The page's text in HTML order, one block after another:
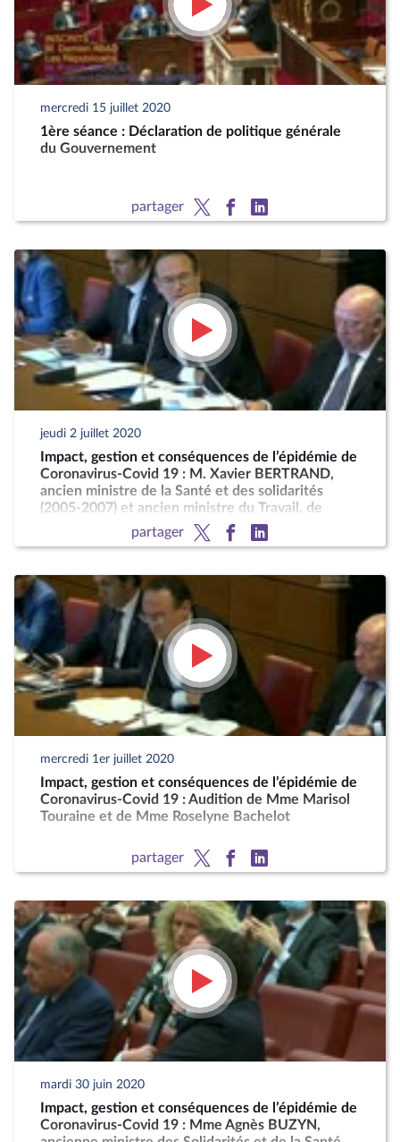
mercredi 15 juillet 2020
1ère séance : Déclaration de politique générale
du Gouvernement
partager
jeudi 2 juillet 2020
Impact, gestion et conséquences de l’épidémie de
Coronavirus-Covid 19 : M. Xavier BERTRAND,
ancien ministre de la Santé et des solidarités
(2005-2007) et ancien ministre du Travail, de
l’emploi et de la santé (2010 - 2012)
partager
mercredi 1er juillet 2020
Impact, gestion et conséquences de l’épidémie de
Coronavirus-Covid 19 : Audition de Mme Marisol
Touraine et de Mme Roselyne Bachelot
partager
mardi 30 juin 2020
Impact, gestion et conséquences de l’épidémie de
Coronavirus-Covid 19 : Mme Agnès BUZYN,